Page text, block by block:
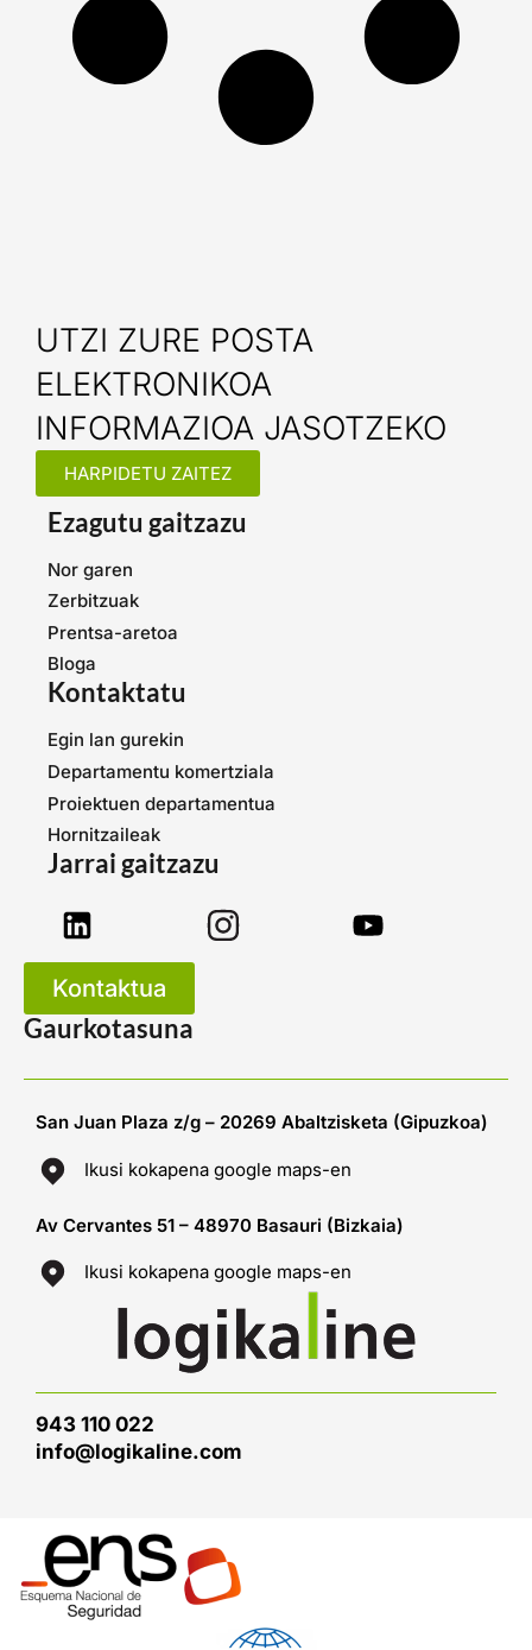
UTZI ZURE POSTA
ELEKTRONIKOA
INFORMAZIOA JASOTZEKO
HARPIDETU ZAITEZ
Ezagutu gaitzazu
Nor garen
Zerbitzuak
Prentsa-aretoa
Bloga
Kontaktatu
Egin lan gurekin
Departamentu komertziala
Proiektuen departamentua
Hornitzaileak
Jarrai gaitzazu
Kontaktua
Gaurkotasuna
San Juan Plaza z/g – 20269 Abaltzisketa (Gipuzkoa)
Ikusi kokapena google maps-en
Av Cervantes 51 – 48970 Basauri (Bizkaia)
Ikusi kokapena google maps-en
943 110 022
info@logikaline.com